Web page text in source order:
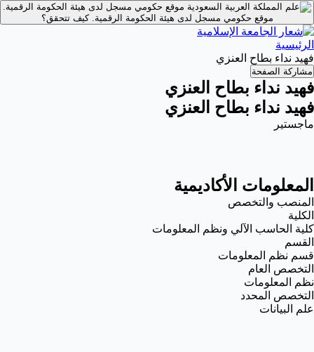
موقع حكومي مسجل لدى هيئة الحكومة الرقمية.
موقع حكومي مسجل لدى هيئة الحكومة الرقمية.كيف تتحقق؟
الرئيسية
فهيد نداء بطاح العنزي
مشاركة الصفحة
فهيد نداء بطاح العنزي
فهيد نداء بطاح العنزي
ماجستير
المعلومات الأكاديمية
المنصب والتخصص
الكلية
كلية الحاسب الآلي ونظم المعلومات
القسم
قسم نظم المعلومات
التخصص العام
نظم المعلومات
التخصص المحدد
علم البيانات